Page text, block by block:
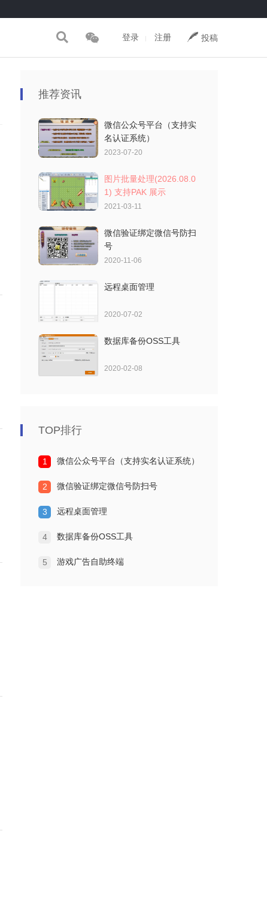
登录 注册 投稿
推荐资讯
微信公众号平台（支持实
名认证系统）
2023-07-20
图片批量处理(2026.08.0
1) 支持PAK 展示
2021-03-11
微信验证绑定微信号防扫
号
2020-11-06
远程桌面管理
2020-07-02
数据库备份OSS工具
2020-02-08
TOP排行
1 微信公众号平台（支持实名认证系统）
2 微信验证绑定微信号防扫号
3 远程桌面管理
4 数据库备份OSS工具
5 游戏广告自助终端